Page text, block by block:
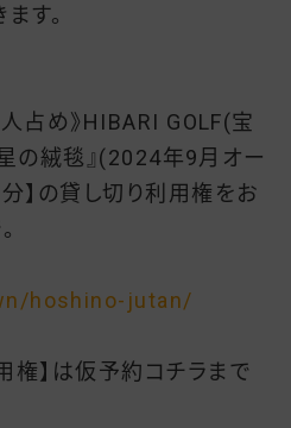
す。
占め》HIBARI GOLF(宝
の絨毯』(2024年9月オー
】の貸し切り利用権をお
hoshino- jutan/
権】は仮予約コチラまで